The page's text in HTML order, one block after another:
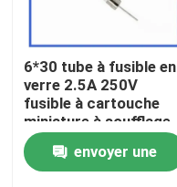
Contrôle de la qualité
Nous contacter
Nouvelles
6*30 tube à fusible en
verre 2.5A 250V
fusible à cartouche
miniature à soufflage
rapide 500mA à 30A
L250V envoyer une